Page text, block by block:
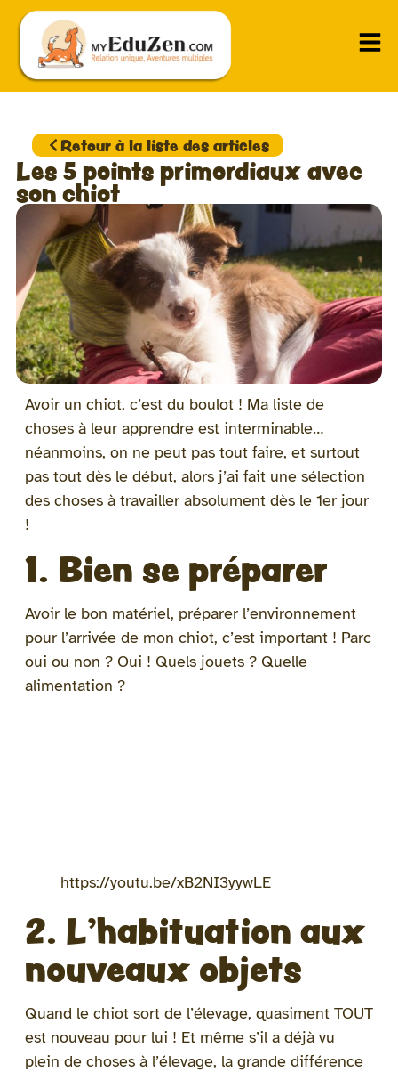
Retour à la liste des articles
Les 5 points primordiaux avec
son chiot
Avoir un chiot, c’est du boulot ! Ma liste de
choses à leur apprendre est interminable…
néanmoins, on ne peut pas tout faire, et surtout
pas tout dès le début, alors j’ai fait une sélection
des choses à travailler absolument dès le 1er jour
!
1. Bien se préparer
Avoir le bon matériel, préparer l’environnement
pour l’arrivée de mon chiot, c’est important ! Parc
oui ou non ? Oui ! Quels jouets ? Quelle
alimentation ?
https://youtu.be/xB2NI3yywLE
2. L’habituation aux
nouveaux objets
Quand le chiot sort de l’élevage, quasiment TOUT
est nouveau pour lui ! Et même s’il a déjà vu
plein de choses à l’élevage, la grande différence